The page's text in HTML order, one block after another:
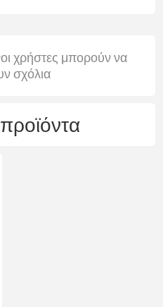
χρήστες μπορούν να
σχόλια